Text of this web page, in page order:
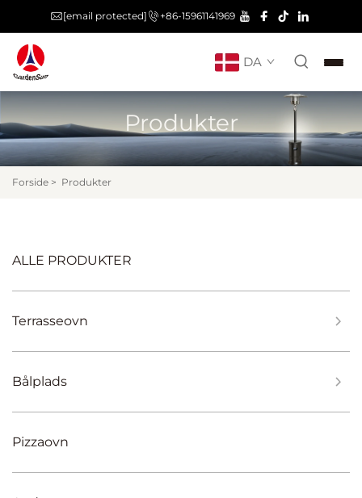
[email protected] +86-15961141969
DA
Produkter
Forside > Produkter
ALLE PRODUKTER
Terrasseovn
Bålplads
Pizzaovn